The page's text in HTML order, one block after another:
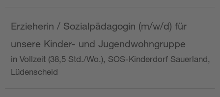
Erzieherin / Sozialpädagogin (m/w/d) für
unsere Kinder- und Jugendwohngruppe
in Vollzeit (38,5 Std./Wo.), SOS-Kinderdorf Sauerland,
Lüdenscheid